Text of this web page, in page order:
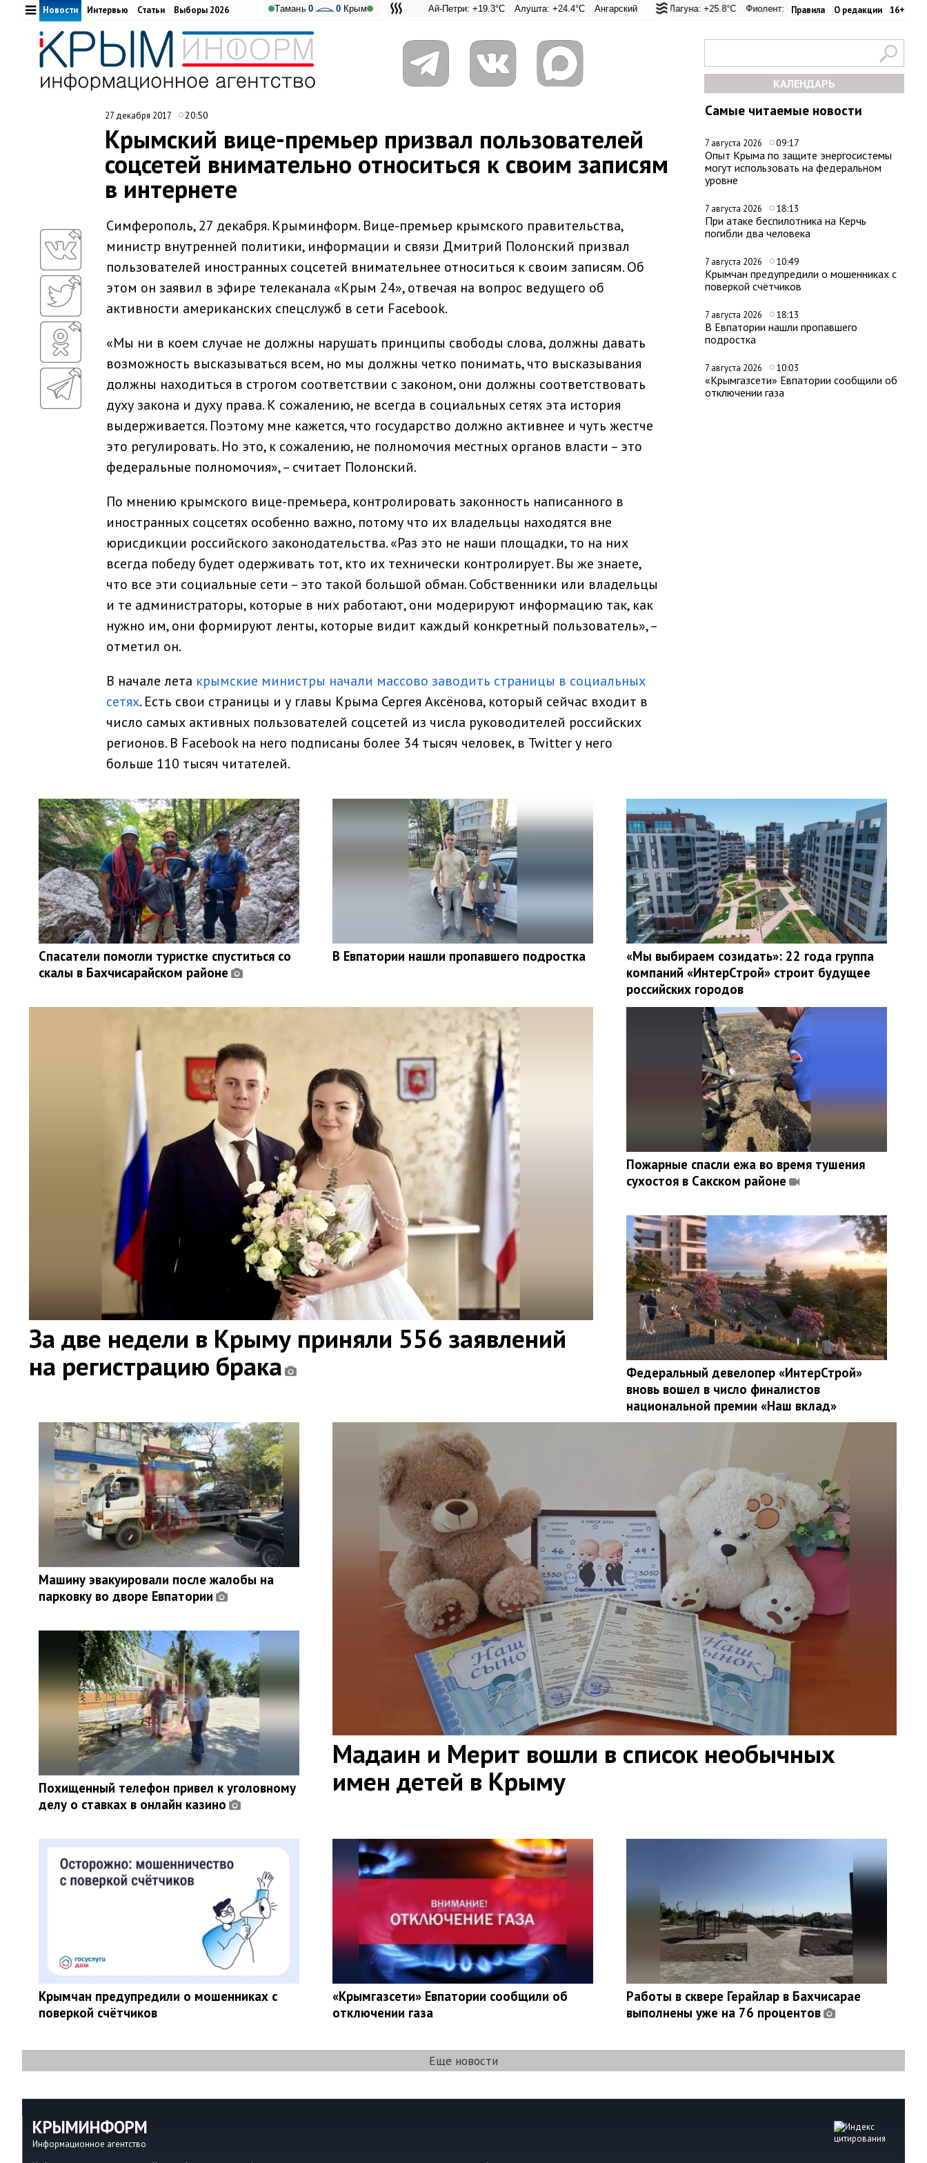
Правила О редакции 16+
Адмиральская Лагуна: +25.8°C Фиолент: +26.4°C Казачья бухта: +26.2°C
Ай-Петри: +19.3°C Алушта: +24.4°C Ангарский перевал: +20.9°C Евпатория: +23.6°C Керчь: +33.4°C Никитский сад:
Тамань 0 0 Крым
Новости Интервью Статьи Выборы 2026
КАЛЕНДАРЬ
Самые читаемые новости
7 августа 2026 09:17
Опыт Крыма по защите энергосистемы
могут использовать на федеральном
уровне
7 августа 2026 18:13
При атаке беспилотника на Керчь
погибли два человека
7 августа 2026 10:49
Крымчан предупредили о мошенниках с
поверкой счётчиков
7 августа 2026 18:13
В Евпатории нашли пропавшего
подростка
7 августа 2026 10:03
«Крымгазсети» Евпатории сообщили об
отключении газа
27 декабря 2017 20:50
Крымский вице-премьер призвал пользователей
соцсетей внимательно относиться к своим записям
в интернете
Симферополь, 27 декабря. Крыминформ. Вице-премьер крымского правительства,
министр внутренней политики, информации и связи Дмитрий Полонский призвал
пользователей иностранных соцсетей внимательнее относиться к своим записям. Об
этом он заявил в эфире телеканала «Крым 24», отвечая на вопрос ведущего об
активности американских спецслужб в сети Facebook.
«Мы ни в коем случае не должны нарушать принципы свободы слова, должны давать
возможность высказываться всем, но мы должны четко понимать, что высказывания
должны находиться в строгом соответствии с законом, они должны соответствовать
духу закона и духу права. К сожалению, не всегда в социальных сетях эта история
выдерживается. Поэтому мне кажется, что государство должно активнее и чуть жестче
это регулировать. Но это, к сожалению, не полномочия местных органов власти – это
федеральные полномочия», – считает Полонский.
По мнению крымского вице-премьера, контролировать законность написанного в
иностранных соцсетях особенно важно, потому что их владельцы находятся вне
юрисдикции российского законодательства. «Раз это не наши площадки, то на них
всегда победу будет одерживать тот, кто их технически контролирует. Вы же знаете,
что все эти социальные сети – это такой большой обман. Собственники или владельцы
и те администраторы, которые в них работают, они модерируют информацию так, как
нужно им, они формируют ленты, которые видит каждый конкретный пользователь», –
отметил он.
В начале лета крымские министры начали массово заводить страницы в социальных
сетях. Есть свои страницы и у главы Крыма Сергея Аксёнова, который сейчас входит в
число самых активных пользователей соцсетей из числа руководителей российских
регионов. В Facebook на него подписаны более 34 тысяч человек, в Twitter у него
больше 110 тысяч читателей.
Спасатели помогли туристке спуститься со
скалы в Бахчисарайском районе
В Евпатории нашли пропавшего подростка
«Мы выбираем созидать»: 22 года группа
компаний «ИнтерСтрой» строит будущее
российских городов
За две недели в Крыму приняли 556 заявлений
на регистрацию брака
Пожарные спасли ежа во время тушения
сухостоя в Сакском районе
Федеральный девелопер «ИнтерСтрой»
вновь вошел в число финалистов
национальной премии «Наш вклад»
Мадаин и Мерит вошли в список необычных
имен детей в Крыму
Машину эвакуировали после жалобы на
парковку во дворе Евпатории
Похищенный телефон привел к уголовному
делу о ставках в онлайн казино
Крымчан предупредили о мошенниках с
поверкой счётчиков
«Крымгазсети» Евпатории сообщили об
отключении газа
Работы в сквере Герайлар в Бахчисарае
выполнены уже на 76 процентов
Еще новости
КРЫМИНФОРМ
Информационное агентство